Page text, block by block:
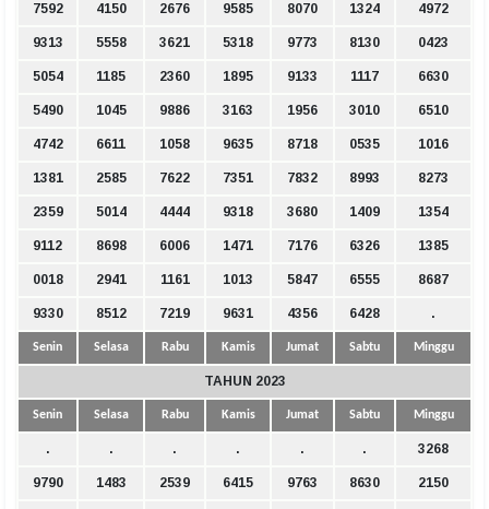
7592 4150 2676 9585 8070 1324 4972
9313 5558 3621 5318 9773 8130 0423
5054 1185 2360 1895 9133 1117 6630
5490 1045 9886 3163 1956 3010 6510
4742 6611 1058 9635 8718 0535 1016
1381 2585 7622 7351 7832 8993 8273
2359 5014 4444 9318 3680 1409 1354
9112 8698 6006 1471 7176 6326 1385
0018 2941 1161 1013 5847 6555 8687
9330 8512 7219 9631 4356 6428 .
Senin Selasa Rabu Kamis Jumat Sabtu Minggu
TAHUN 2023
Senin Selasa Rabu Kamis Jumat Sabtu Minggu
. . . . . . 3268
9790 1483 2539 6415 9763 8630 2150